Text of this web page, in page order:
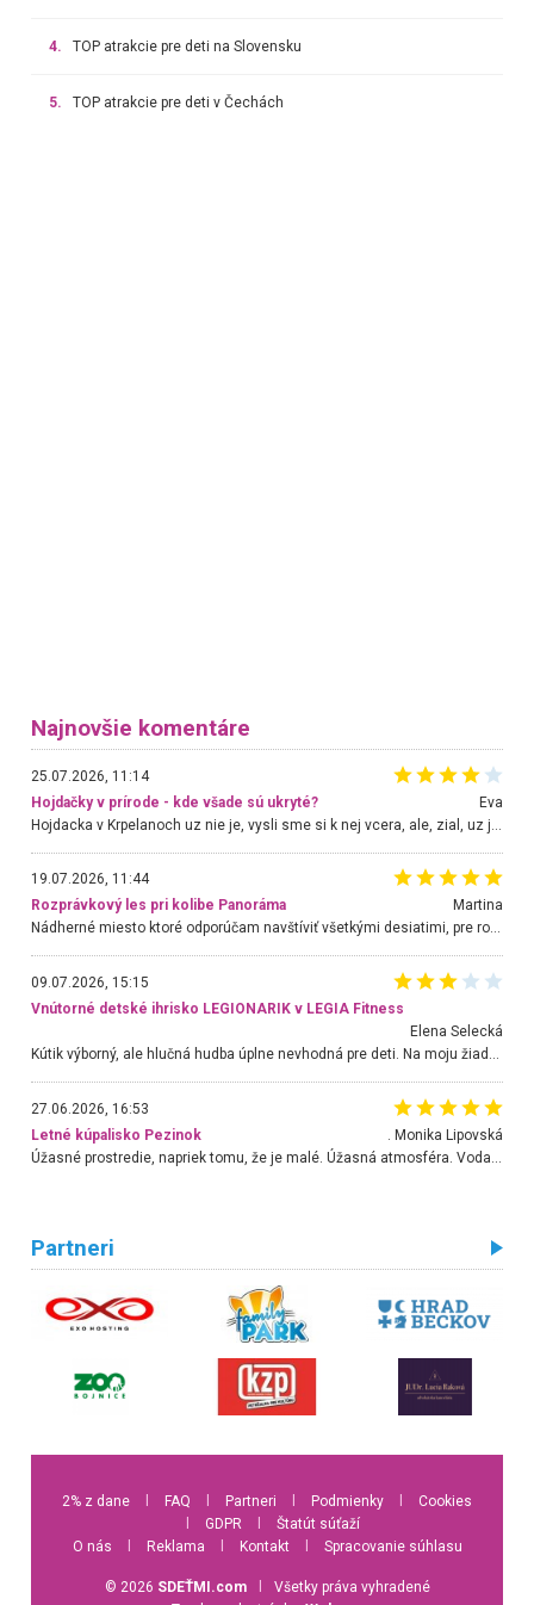
4. TOP atrakcie pre deti na Slovensku
5. TOP atrakcie pre deti v Čechách
Najnovšie komentáre
25.07.2026, 11:14
Hojdačky v prírode - kde všade sú ukryté?
Eva
19.07.2026, 11:44
Rozprávkový les pri kolibe Panoráma
Martina
Nádherné miesto ktoré odporúčam navštíviť všetkými desiatimi, pre rodiny s deťmi, dôchodcom... Proste a jednoducho ozaj rozprávkový les.. určite ešte prídeme. Odniesli sme si na pamiatku krásne tričká,
09.07.2026, 15:15
Vnútorné detské ihrisko LEGIONARIK v LEGIA Fitness
Elena Selecká
Kútik výborný, ale hlučná hudba úplne nevhodná pre deti. Na moju žiadosť o aspoň sušenie nereagovali.
27.06.2026, 16:53
Letné kúpalisko Pezinok
. Monika Lipovská
Partneri
2% z dane FAQ Partneri Podmienky
Cookies
GDPR
Štatút súťaží
O nás
Reklama Kontakt Spracovanie súhlasu
© 2026 SDEŤMI.com
Všetky práva vyhradené